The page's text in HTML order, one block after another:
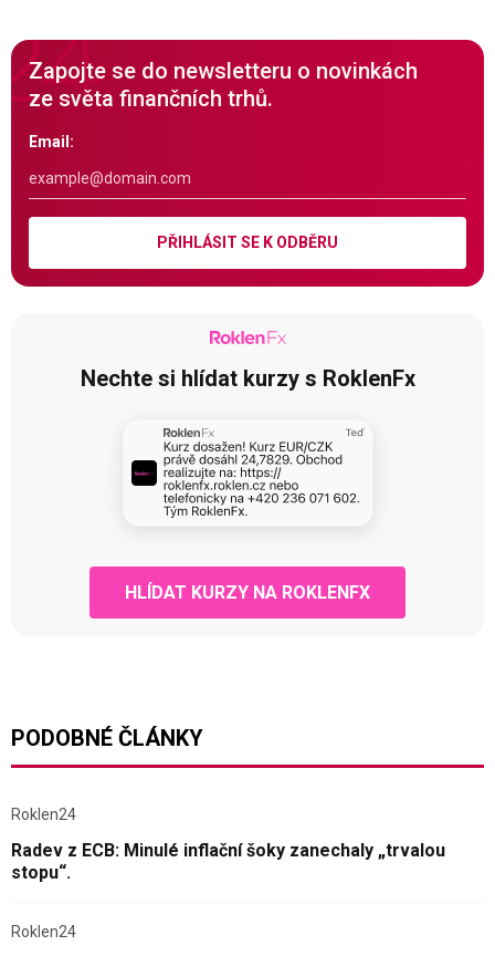
Zapojte se do newsletteru o novinkách
ze světa finančních trhů.
Email:
PŘIHLÁSIT SE K ODBĚRU
Nechte si hlídat kurzy s RoklenFx
HLÍDAT KURZY NA ROKLENFX
PODOBNÉ ČLÁNKY
Roklen24
Radev z ECB: Minulé inflační šoky zanechaly „trvalou
stopu“.
Roklen24